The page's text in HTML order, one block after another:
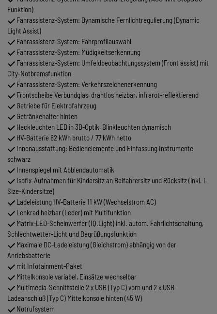
Funktion)
Fahrassistenz-System: Dynamische Fernlichtregulierung (Dynamic
Light Assist)
Fahrassistenz-System: Fahrprofilauswahl
Fahrassistenz-System: Müdigkeitserkennung
Fahrassistenz-System: Umfeldbeobachtungssystem (Front assist) mit
City-Notbremsfunktion
Fahrassistenz-System: Verkehrszeichenerkennung
Frontscheibe Verbundglas, drahtlos heizbar, infrarot-reflektierend
Getriebe für Elektrofahrzeug
Getränkehalter hinten
Heckleuchten LED in 3D-Optik, Blinkleuchten dynamisch
HV-Batterie 82 kWh brutto / 77 kWh netto
Innenausstattung: Bedienelemente und Einfassung Instrumente
schwarz
Innenspiegel mit Abblendautomatik
Isofix-Aufnahmen für Kindersitz an Beifahrersitz und Rücksitz (inkl. i-
Size-Kindersitze)
Ladeleistung HV-Batterie 11 kW (Wechselstrom AC)
Lenkrad heizbar (Leder) mit Multifunktion
Matrix-LED-Scheinwerfer (IQ.Light) inkl. autom. Fahrlichtschaltung,
Schlechtwetter-Licht und Begrüßungsfunktion
Maximale DC-Ladeleistung (Gleichstrom) abhängig von der
Anriebsbatterie
mit Infotainment-Paket
Mittelkonsole variabel, Einsätze wechselbar
Multimedia-Schnittstelle 2 x USB (Typ C) vorn und 2 x USB-
Ladeanschluß (Typ C) Mittelkonsole hinten (45 W)
Notrufsystem